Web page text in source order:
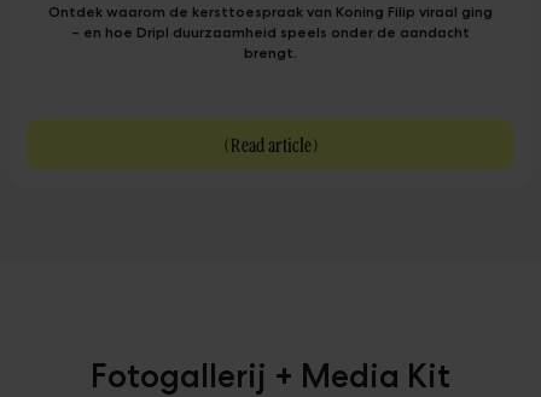
Ontdek waarom de kersttoespraak van Koning Filip viraal ging
– en hoe Dripl duurzaamheid speels onder de aandacht
brengt.
(Read article)
Fotogallerij + Media Kit